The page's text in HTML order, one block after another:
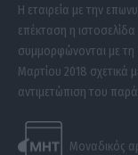
Η εταιρεία με την
επέκταση η
συμμορφώνονται με τη
Μαρτίου 2018 σχετικά
αντιμετώπιση του
Μοναδικός